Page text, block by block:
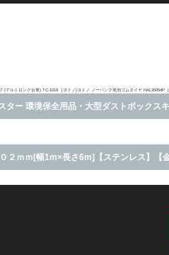
(アルミロング台車) TC-1018 [ヨドノ]ヨドノ ノーパンク発泡ゴムタイヤ HAL35054P
ター 環境保全用品・大型ダストボックス
２ｍｍ[幅1m×長さ6m]【ステンレス】【金